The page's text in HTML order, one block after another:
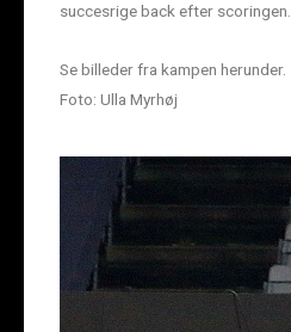
succesrige back efter scoringen.
Se billeder fra kampen herunder.
Foto: Ulla Myrhøj